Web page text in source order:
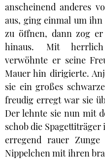
anscheinend anderes
aus, ging einmal um
zu öffnen, dann zog
hinaus. Mit herrlich
verwöhnte er seine
Mauer hin dirigierte.
sie ein großes
freudig erregt war sie
Der lehnte sie nun mit
schob die
erregend rauer
Nippelchen mit ihren